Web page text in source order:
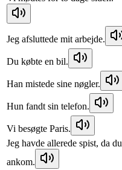
Jeg afsluttede mit arbejde.
Du købte en bil.
Han mistede sine nøgler.
Hun fandt sin telefon.
Vi besøgte Paris.
Jeg havde allerede spist, da du
ankom.